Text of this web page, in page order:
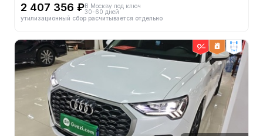
2 407 356 ₽В Москву под ключ
30-60 дней
утилизационный сбор расчитывается отдельно
2wd